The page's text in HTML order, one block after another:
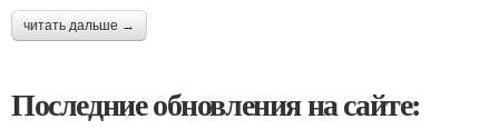
читать дальше →
Последние обновления на сайте: